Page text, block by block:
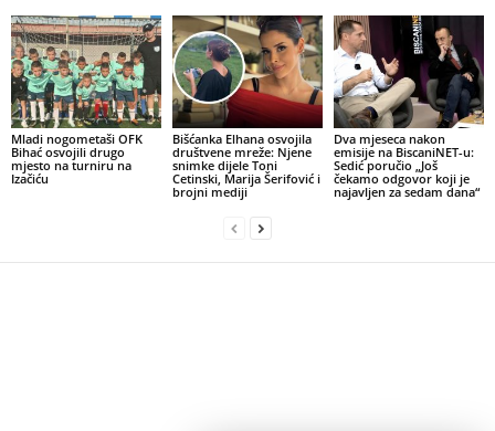
Mladi nogometaši OFK
Bihać osvojili drugo
mjesto na turniru na
Izačiću
Bišćanka Elhana osvojila
društvene mreže: Njene
snimke dijele Toni
Cetinski, Marija Šerifović i
brojni mediji
Dva mjeseca nakon
emisije na BiscaniNET-u:
Sedić poručio „Još
čekamo odgovor koji je
najavljen za sedam dana“